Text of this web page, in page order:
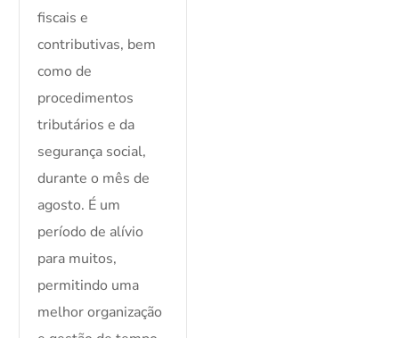
fiscais e
contributivas, bem
como de
procedimentos
tributários e da
segurança social,
durante o mês de
agosto. É um
período de alívio
para muitos,
permitindo uma
melhor organização